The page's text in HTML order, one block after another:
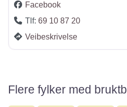
Facebook
Tlf: 69 10 87 20
Veibeskrivelse
Flere fylker med